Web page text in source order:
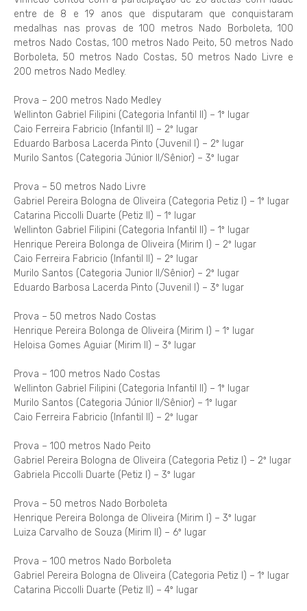
entre de 8 e 19 anos que disputaram que conquistaram
medalhas nas provas de 100 metros Nado Borboleta, 100
metros Nado Costas, 100 metros Nado Peito, 50 metros Nado
Borboleta, 50 metros Nado Costas, 50 metros Nado Livre e
200 metros Nado Medley.
Prova – 200 metros Nado Medley
Wellinton Gabriel Filipini (Categoria Infantil II) – 1º lugar
Caio Ferreira Fabricio (Infantil II) – 2º lugar
Eduardo Barbosa Lacerda Pinto (Juvenil I) – 2º lugar
Murilo Santos (Categoria Júnior II/Sênior) – 3º lugar
Prova – 50 metros Nado Livre
Gabriel Pereira Bologna de Oliveira (Categoria Petiz I) – 1º lugar
Catarina Piccolli Duarte (Petiz II) – 1º lugar
Wellinton Gabriel Filipini (Categoria Infantil II) – 1º lugar
Henrique Pereira Bolonga de Oliveira (Mirim I) – 2º lugar
Caio Ferreira Fabricio (Infantil II) – 2º lugar
Murilo Santos (Categoria Junior II/Sênior) – 2º lugar
Eduardo Barbosa Lacerda Pinto (Juvenil I) – 3º lugar
Prova – 50 metros Nado Costas
Henrique Pereira Bolonga de Oliveira (Mirim I) – 1º lugar
Heloisa Gomes Aguiar (Mirim II) – 3º lugar
Prova – 100 metros Nado Costas
Wellinton Gabriel Filipini (Categoria Infantil II) – 1º lugar
Murilo Santos (Categoria Júnior II/Sênior) – 1º lugar
Caio Ferreira Fabricio (Infantil II) – 2º lugar
Prova – 100 metros Nado Peito
Gabriel Pereira Bologna de Oliveira (Categoria Petiz I) – 2º lugar
Gabriela Piccolli Duarte (Petiz I) – 3º lugar
Prova – 50 metros Nado Borboleta
Henrique Pereira Bolonga de Oliveira (Mirim I) – 3º lugar
Luiza Carvalho de Souza (Mirim II) – 6º lugar
Prova – 100 metros Nado Borboleta
Gabriel Pereira Bologna de Oliveira (Categoria Petiz I) – 1º lugar
Catarina Piccolli Duarte (Petiz II) – 4º lugar